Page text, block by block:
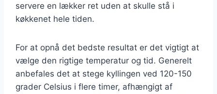
servere en lækker ret uden at skulle stå i
køkkenet hele tiden.
For at opnå det bedste resultat er det vigtigt at
vælge den rigtige temperatur og tid. Generelt
anbefales det at stege kyllingen ved 120-150
grader Celsius i flere timer, afhængigt af